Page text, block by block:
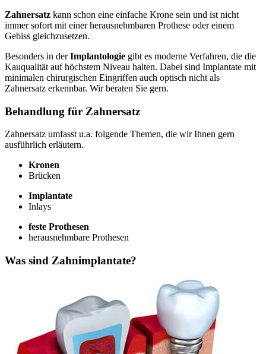
Zahnersatz kann schon eine einfache Krone sein und ist nicht
immer sofort mit einer herausnehmbaren Prothese oder einem
Gebiss gleichzusetzen.
Besonders in derImplantologie gibt es moderne Verfahren, die die
Kauqualität auf höchstem Niveau halten. Dabei sind Implantate mit
minimalen chirurgischen Eingriffen auch optisch nicht als
Zahnersatz erkennbar. Wir beraten Sie gern.
Behandlung für Zahnersatz
Zahnersatz umfasst u.a. folgende Themen, die wir Ihnen gern
ausführlich erläutern.
Kronen
Brücken
Implantate
Inlays
feste Prothesen
herausnehmbare Prothesen
Was sind Zahnimplantate?